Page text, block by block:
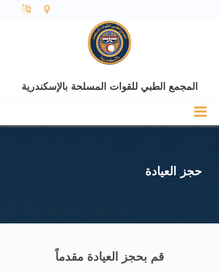
المجمع الطبي للقوات المسلحة بالإسكندرية
حجز العيادة
قم بحجز العيادة مقدماً